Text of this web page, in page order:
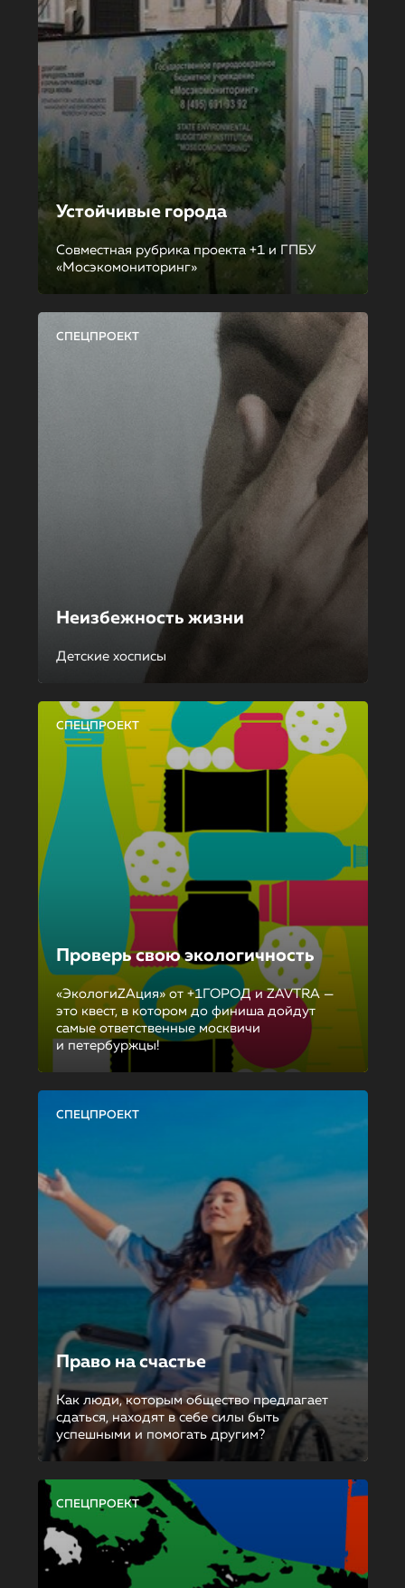
Устойчивые города
Совместная рубрика проекта +1 и ГПБУ
«Мосэкомониторинг»
СПЕЦПРОЕКТ
Неизбежность жизни
Детские хосписы
СПЕЦПРОЕКТ
Проверь свою экологичность
«ЭкологиZAция» от +1ГОРОД и ZAVTRA —
это квест, в котором до финиша дойдут
самые ответственные москвичи
и петербуржцы!
СПЕЦПРОЕКТ
Право на счастье
Как люди, которым общество предлагает
сдаться, находят в себе силы быть
успешными и помогать другим?
СПЕЦПРОЕКТ